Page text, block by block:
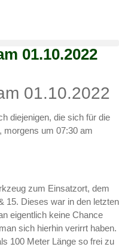
01.10.2022
01.10.2022
diejenigen, die sich für die
morgens um 07:30 am
zum Einsatzort, dem
15. Dieses war in den letzten
eigentlich keine Chance
sich hierhin verirrt haben.
100 Meter Länge so frei zu